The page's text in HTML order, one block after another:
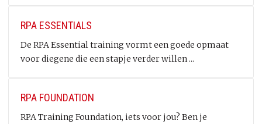
RPA ESSENTIALS
De RPA Essential training vormt een goede opmaat
voor diegene die een stapje verder willen ...
RPA FOUNDATION
RPA Training Foundation, iets voor jou? Ben je